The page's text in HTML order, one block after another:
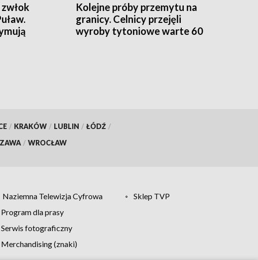
Kolejne próby przemytu na
granicy. Celnicy przejęli
wyroby tytoniowe warte 60
/ KRAKÓW / LUBLIN / ŁÓDŹ /
/ WROCŁAW
Naziemna Telewizja Cyfrowa
Sklep TVP
Program dla prasy
Serwis fotograficzny
Merchandising (znaki)